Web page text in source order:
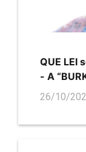
QUE LEI
- A
26/10/